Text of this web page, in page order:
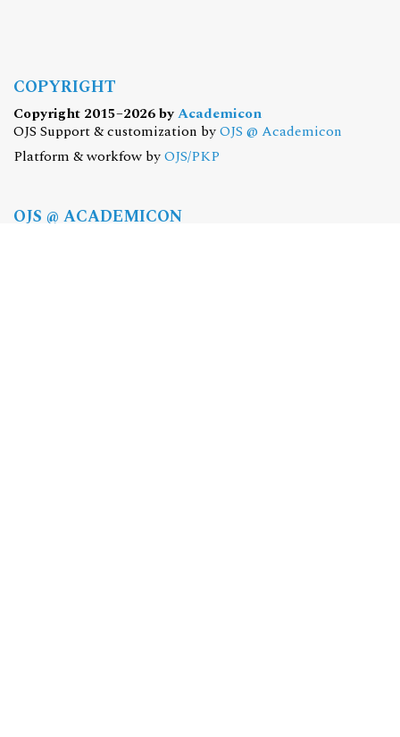
COPYRIGHT
Copyright 2015–2026 byAcademicon
OJS Support & customization byOJS @ Academicon
Platform & workfow byOJS/PKP
OJS @ ACADEMICON